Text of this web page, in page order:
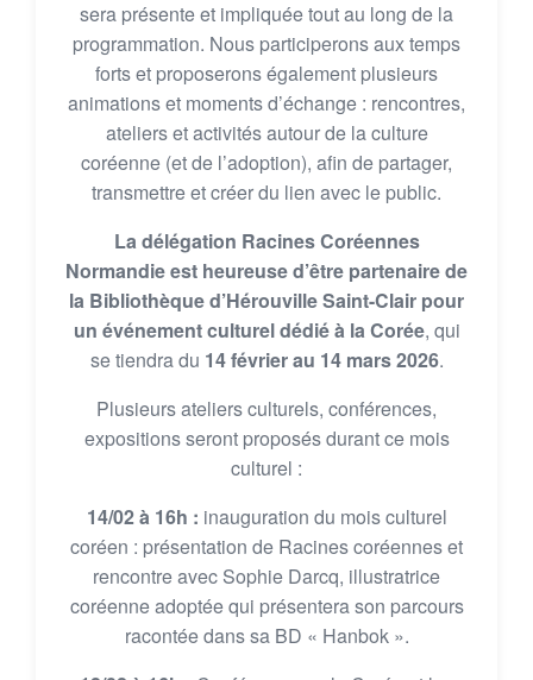
sera présente et impliquée tout au long de la
programmation. Nous participerons aux temps
forts et proposerons également plusieurs
animations et moments d’échange : rencontres,
ateliers et activités autour de la culture
coréenne (et de l’adoption), afin de partager,
transmettre et créer du lien avec le public.
La délégation Racines Coréennes
Normandie est heureuse d’être partenaire de
la Bibliothèque d’Hérouville Saint-Clair pour
un événement culturel dédié à la Corée, qui
se tiendra du 14 février au 14 mars 2026.
Plusieurs ateliers culturels, conférences,
expositions seront proposés durant ce mois
culturel :
14/02 à 16h : inauguration du mois culturel
coréen : présentation de Racines coréennes et
rencontre avec Sophie Darcq, illustratrice
coréenne adoptée qui présentera son parcours
racontée dans sa BD « Hanbok ».